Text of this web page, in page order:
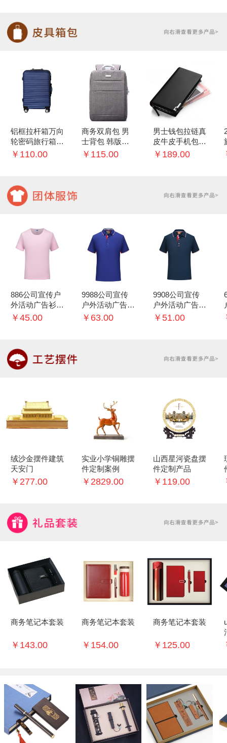
铝框拉杆箱万向
轮密码旅行箱子
20/22寸行李箱
￥110.00
商务双肩包 男
士背包 韩版学
生书包
￥115.00
男士钱包拉链真
皮牛皮手机包多
功能手包
￥189.00
886公司宣传户
外活动广告衫T
恤可印logo
￥45.00
9988公司宣传
户外活动广告衫
T恤可印logo
￥63.00
9908公司宣传
户外活动广告衫
T恤可印logo
￥51.00
绒沙金摆件建筑
天安门
￥277.00
实业小学铜雕摆
件定制案例
￥2829.00
山西星河瓷盘摆
件定制产品
￥119.00
商务笔记本套装
￥143.00
商务笔记本套装
￥154.00
商务笔记本套装
￥125.00